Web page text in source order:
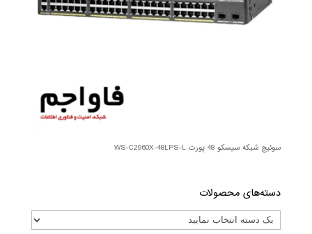
سوئیچ شبکه سیسکو 48 پورت WS-C2960X-48LPS-L
دسته‌های محصولات